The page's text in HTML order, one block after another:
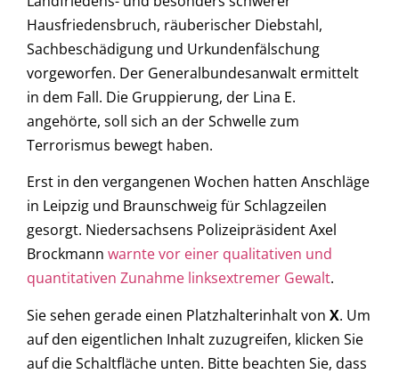
Hausfriedensbruch, räuberischer Diebstahl,
Sachbeschädigung und Urkundenfälschung
vorgeworfen. Der Generalbundesanwalt ermittelt
in dem Fall. Die Gruppierung, der Lina E.
angehörte, soll sich an der Schwelle zum
Terrorismus bewegt haben.
Erst in den vergangenen Wochen hatten Anschläge
in Leipzig und Braunschweig für Schlagzeilen
gesorgt. Niedersachsens Polizeipräsident Axel
Brockmann warnte vor einer qualitativen und
quantitativen Zunahme linksextremer Gewalt.
Sie sehen gerade einen Platzhalterinhalt von X. Um
auf den eigentlichen Inhalt zuzugreifen, klicken Sie
auf die Schaltfläche unten. Bitte beachten Sie, dass